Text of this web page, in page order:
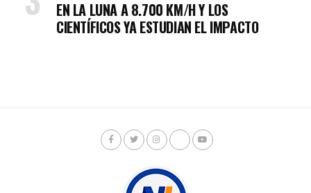
EN LA LUNA A 8.700 KM/H Y LOS
CIENTÍFICOS YA ESTUDIAN EL IMPACTO